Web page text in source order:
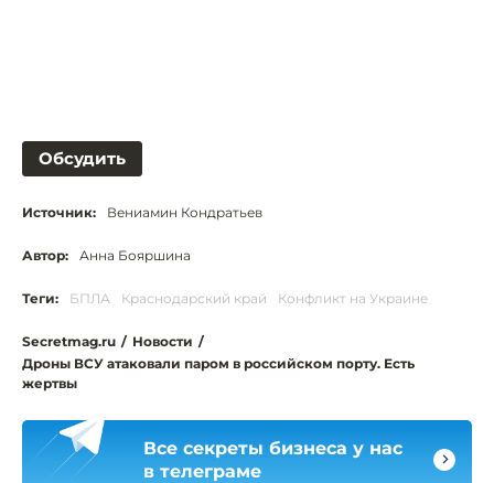
Обсудить
Источник: Вениамин Кондратьев
Автор: Анна Бояршина
Теги: БПЛА Краснодарский край Конфликт на Украине
Secretmag.ru / Новости /
Дроны ВСУ атаковали паром в российском порту. Есть
жертвы
Все секреты бизнеса у нас
в телеграме